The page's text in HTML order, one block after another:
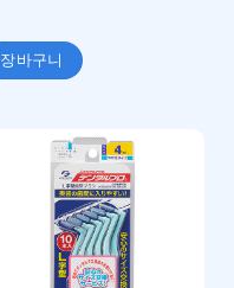
장바구니